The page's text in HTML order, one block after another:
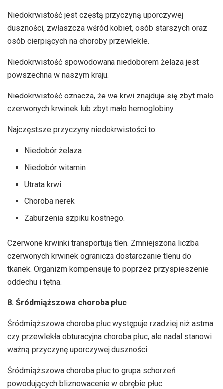
Niedokrwistość jest częstą przyczyną uporczywej
duszności, zwłaszcza wśród kobiet, osób starszych oraz
osób cierpiących na choroby przewlekłe.
Niedokrwistość spowodowana niedoborem żelaza jest
powszechna w naszym kraju.
Niedokrwistość oznacza, że we krwi znajduje się zbyt mało
czerwonych krwinek lub zbyt mało hemoglobiny.
Najczęstsze przyczyny niedokrwistości to:
Niedobór żelaza
Niedobór witamin
Utrata krwi
Choroba nerek
Zaburzenia szpiku kostnego.
Czerwone krwinki transportują tlen. Zmniejszona liczba
czerwonych krwinek ogranicza dostarczanie tlenu do
tkanek. Organizm kompensuje to poprzez przyspieszenie
oddechu i tętna.
8. Śródmiąższowa choroba płuc
Śródmiąższowa choroba płuc występuje rzadziej niż astma
czy przewlekła obturacyjna choroba płuc, ale nadal stanowi
ważną przyczynę uporczywej duszności.
Śródmiąższowa choroba płuc to grupa schorzeń
powodujących bliznowacenie w obrębie płuc.